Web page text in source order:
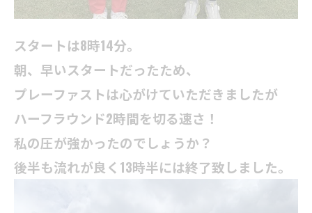
スタートは8時14分。
朝、早いスタートだったため、
プレーファストは心がけていただきましたが
ハーフラウンド2時間を切る速さ！
私の圧が強かったのでしょうか？
後半も流れが良く13時半には終了致しました。